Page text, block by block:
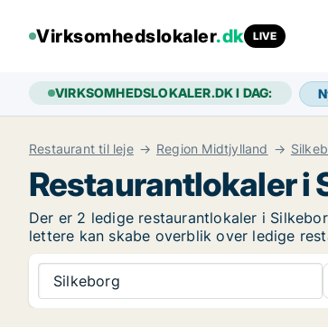
Virksomhedslokaler.dk LIVE
VIRKSOMHEDSLOKALER.DK I DAG:
Restaurant til leje Region Midtjylland
Restaurantlokaler i
Der er 2 ledige restaurantlokaler i
lettere kan skabe overblik over ledige
Silkeborg